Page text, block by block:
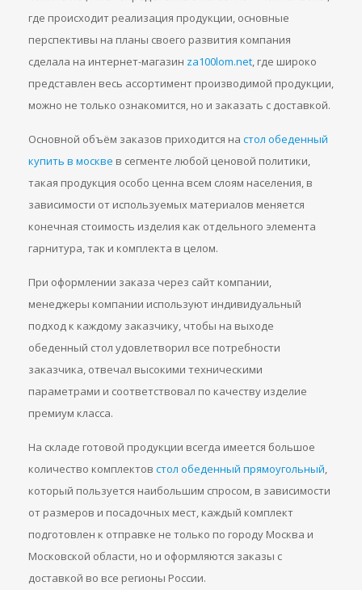
где происходит реализация продукции, основные
перспективы на планы своего развития компания
сделала на интернет-магазин za100lom.net, где широко
представлен весь ассортимент производимой продукции,
можно не только ознакомится, но и заказать с доставкой.
Основной объём заказов приходится на стол обеденный
купить в москве в сегменте любой ценовой политики,
такая продукция особо ценна всем слоям населения, в
зависимости от используемых материалов меняется
конечная стоимость изделия как отдельного элемента
гарнитура, так и комплекта в целом.
При оформлении заказа через сайт компании,
менеджеры компании используют индивидуальный
подход к каждому заказчику, чтобы на выходе
обеденный стол удовлетворил все потребности
заказчика, отвечал высокими техническими
параметрами и соответствовал по качеству изделие
премиум класса.
На складе готовой продукции всегда имеется большое
количество комплектов стол обеденный прямоугольный,
который пользуется наибольшим спросом, в зависимости
от размеров и посадочных мест, каждый комплект
подготовлен к отправке не только по городу Москва и
Московской области, но и оформляются заказы с
доставкой во все регионы России.